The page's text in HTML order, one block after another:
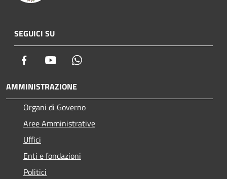
SEGUICI SU
Facebook Youtube
AMMINISTRAZIONE
Organi di Governo
Aree Amministrative
Uffici
Enti e fondazioni
Politici